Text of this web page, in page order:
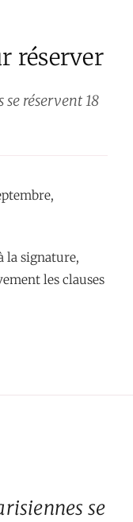
réserver
se réservent 18
la signature,
les clauses
se